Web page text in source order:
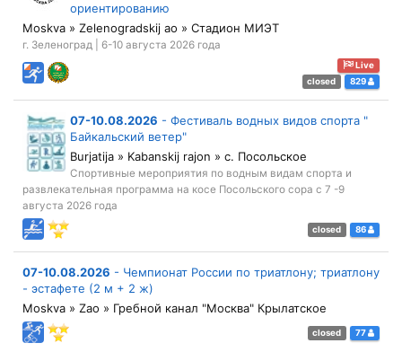
ориентированию
Moskva » Zelenogradskij ao » Стадион МИЭТ
г. Зеленоград | 6-10 августа 2026 года
Live
closed
829
07-10.08.2026 - Фестиваль водных видов спорта "
Байкальский ветер"
Burjatija » Kabanskij rajon » с. Посольское
Спортивные мероприятия по водным видам спорта и
развлекательная программа на косе Посольского сора с 7 -9
августа 2026 года
closed 86
07-10.08.2026 - Чемпионат России по триатлону; триатлону
- эстафете (2 м + 2 ж)
Moskva » Zao » Гребной канал "Москва" Крылатское
closed 77